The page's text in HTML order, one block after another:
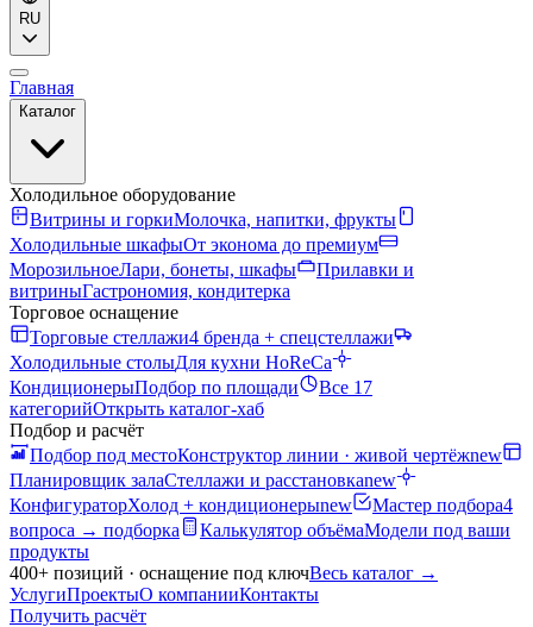
RU
Главная
Каталог
Холодильное оборудование
Витрины и горкиМолочка, напитки, фрукты
Холодильные шкафыОт эконома до премиум
МорозильноеЛари, бонеты, шкафы
Прилавки и
витриныГастрономия, кондитерка
Торговое оснащение
Торговые стеллажи4 бренда + спецстеллажи
Холодильные столыДля кухни HoReCa
КондиционерыПодбор по площади
Все 17
категорийОткрыть каталог-хаб
Подбор и расчёт
Подбор под местоКонструктор линии · живой чертёжnew
Планировщик залаСтеллажи и расстановкаnew
КонфигураторХолод + кондиционерыnew Мастер подбора4
вопроса → подборка
Калькулятор объёмаМодели под ваши
продукты
400+ позиций · оснащение под ключВесь каталог →
УслугиПроектыО компанииКонтакты
Получить расчёт